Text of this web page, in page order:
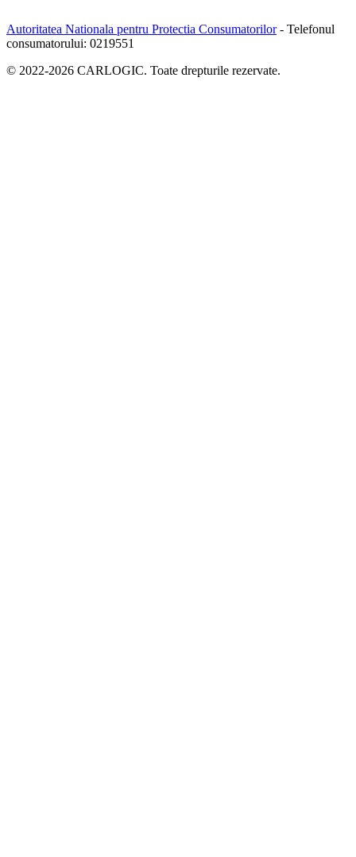
Autoritatea Nationala pentru Protectia Consumatorilor- Telefonul
consumatorului: 0219551
© 2022-2026 CARLOGIC. Toate drepturile rezervate.